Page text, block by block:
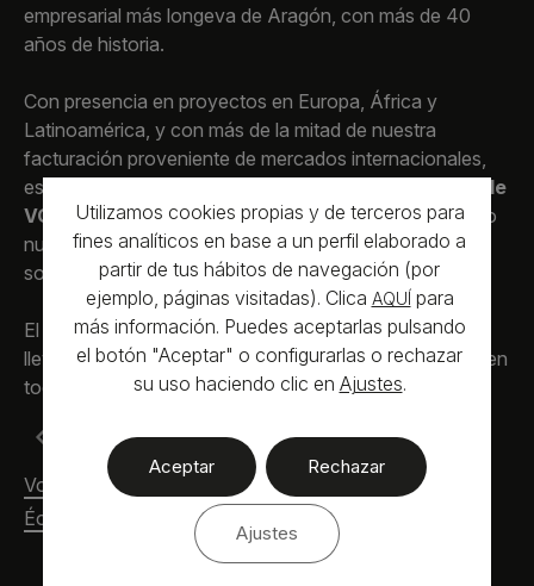
empresarial más longeva de Aragón, con más de 40
años de historia.
Con presencia en proyectos en Europa, África y
Latinoamérica, y con más de la mitad de nuestra
facturación proveniente de mercados internacionales,
este premio supone un
orgullo para todo el equipo de
VOERALy un impulso para seguir creciendo y llevando
nuestras soluciones de medición de viento y energía
solar a cualquier parte del mundo.
El premio nos anima a seguir creciendo, innovando y
llevando nuestras soluciones a proyectos renovables en
todo el mundo.
Parque Eólico Cernégula
Voeral Energies participa en el Colloque National
Éolien 2025 en París
Utilizamos cookies propias y de terceros para
fines analíticos en base a un perfil elaborado a
partir de tus hábitos de navegación (por
ejemplo, páginas visitadas). Clica AQUÍpara
más información. Puedes aceptarlas pulsando
el botón "Aceptar" o configurarlas o rechazar
su uso haciendo clic en Ajustes.
Aceptar Rechazar
Ajustes